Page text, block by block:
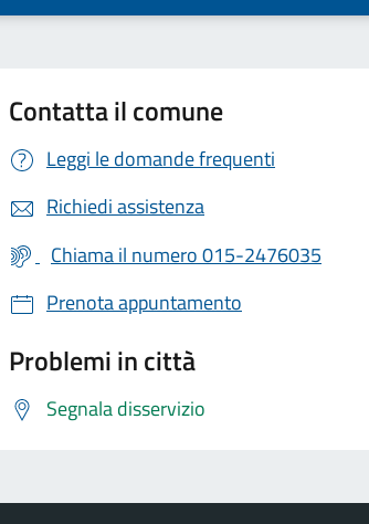
Contatta il comune
Leggi le domande frequenti
Richiedi assistenza
Chiama il numero 015-2476035
Prenota appuntamento
Problemi in città
Segnala disservizio